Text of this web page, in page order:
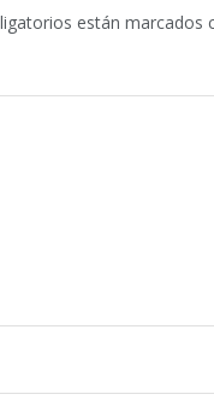
están marcados